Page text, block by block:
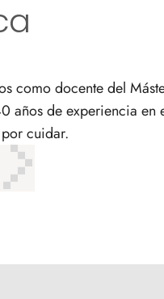
como docente del
años de experiencia en
cuidar.